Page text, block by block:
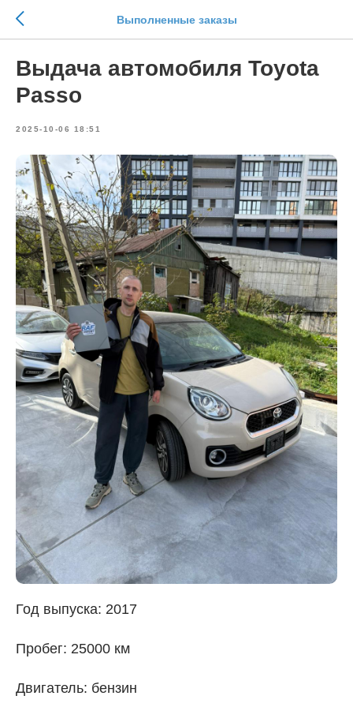
Выполненные заказы
Выдача автомобиля Toyota
Passo
2025-10-06 18:51
Год выпуска: 2017
Пробег: 25000 км
Двигатель: бензин